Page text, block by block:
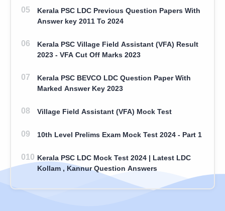
Kerala PSC LDC Previous Question Papers With
Answer key 2011 To 2024
Kerala PSC Village Field Assistant (VFA) Result
2023 - VFA Cut Off Marks 2023
Kerala PSC BEVCO LDC Question Paper With
Marked Answer Key 2023
Village Field Assistant (VFA) Mock Test
10th Level Prelims Exam Mock Test 2024 - Part 1
Kerala PSC LDC Mock Test 2024 | Latest LDC
Kollam , Kannur Question Answers